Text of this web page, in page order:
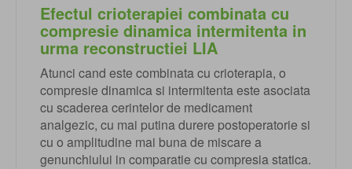
Efectul crioterapiei combinata cu
compresie dinamica intermitenta in
urma reconstructiei LIA
Atunci cand este combinata cu crioterapia, o
compresie dinamica si intermitenta este asociata
cu scaderea cerintelor de medicament
analgezic, cu mai putina durere postoperatorie si
cu o amplitudine mai buna de miscare a
genunchiului in comparatie cu compresia statica.